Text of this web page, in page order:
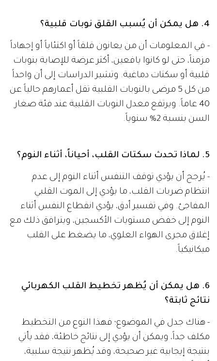
4. هل يمكن أن يُسبب القلق نوبات قلبية؟
- في المعلومات أن من يعانون قلقاً أو اكتئاباً أو إجهاداً
مزمناً، حتى لو كانوا يافعين، أكثر عرضة للإصابة بنوبات
قلبية أو سكتات دماغية. وتشير الدراسات إلى أن واحداً
من كل 5 مرضى بالنوبات القلبية تقل أعمارهم حالياً عن
40 عاماً. ويرتفع معدل النوبات القلبية عند فئة صغار
السن بنسبة 2% سنوياً.
5. لماذا تحدث سكتات القلب، أحياناً، أثناء النوم؟
- يُرجح أن يؤدي توقف التنفس أثناء النوم إلى عدم
انتظام ضربات القلب، ما يؤدي إلى الموت القلبي
المفاجئ. وفي تفسير أدق، يؤدي انقطاع النفس أثناء
النوم إلى خفض مستويات الأكسجين، ويترافق ذلك مع
إغلاق مجرى الهواء العلوي، ما يضغط على القلب
ميكانيكياً.
6. هل يمكن أن يُظهر تخطيط القلب الكهربائي
نتائج ثابتة؟
- هناك جدل في الموضوع؛ فهذا النوع من التخطيط
مكلف جداً، ويمكن أن يؤدي إلى نتائج خاطئة، فقد يأتي
بنتيجة إيجابية غير صحيحة، وقد يُظهر نتيجة سلبية،